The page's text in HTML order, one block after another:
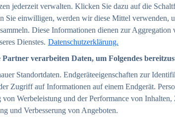
2025
jederzeit verwalten. Klicken Sie dazu auf die
Sie einwilligen, werden wir diese Mittel verwenden,
Diese Informationen dienen zur Aggregation
Dienstes. Datenschutzerklärung.
verarbeiten Daten, um Folgendes
Standortdaten. Endgeräteeigenschaften zur
Zugriff auf Informationen auf einem Endgerät.
von Werbeleistung und der Performance von
und Verbesserung von Angeboten.